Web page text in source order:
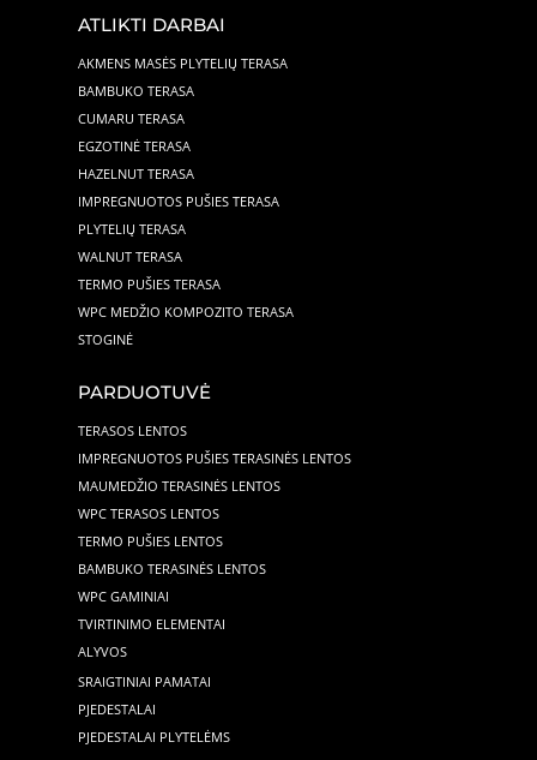
ATLIKTI DARBAI
AKMENS MASĖS PLYTELIŲ TERASA
BAMBUKO TERASA
CUMARU TERASA
EGZOTINĖ TERASA
HAZELNUT TERASA
IMPREGNUOTOS PUŠIES TERASA
PLYTELIŲ TERASA
WALNUT TERASA
TERMO PUŠIES TERASA
WPC MEDŽIO KOMPOZITO TERASA
STOGINĖ
PARDUOTUVĖ
TERASOS LENTOS
IMPREGNUOTOS PUŠIES TERASINĖS LENTOS
MAUMEDŽIO TERASINĖS LENTOS
WPC TERASOS LENTOS
TERMO PUŠIES LENTOS
BAMBUKO TERASINĖS LENTOS
WPC GAMINIAI
TVIRTINIMO ELEMENTAI
ALYVOS
SRAIGTINIAI PAMATAI
PJEDESTALAI
PJEDESTALAI PLYTELĖMS